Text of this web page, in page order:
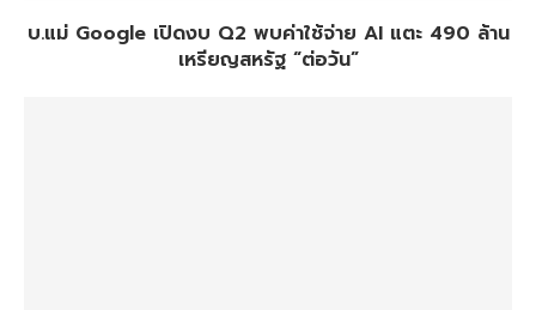
บ.แม่ Google เปิดงบ Q2 พบค่าใช้จ่าย AI แตะ 490 ล้าน
เหรียญสหรัฐ “ต่อวัน”